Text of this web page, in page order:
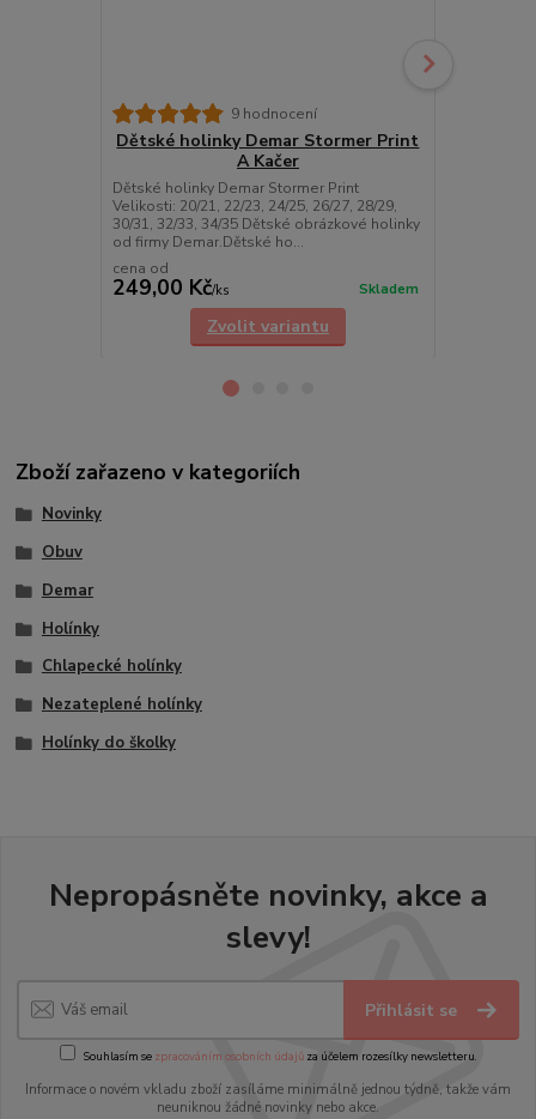
9 hodnocení
Dětské holinky Demar Stormer Print
A Kačer
Dětské holinky Demar Stormer Print
Velikosti: 20/21, 22/23, 24/25, 26/27, 28/29,
30/31, 32/33, 34/35 Dětské obrázkové holinky
od firmy Demar.Dětské ho...
cena od
249,00 Kč/ks Skladem
Zvolit variantu
Zboží zařazeno v kategoriích
Novinky
Obuv
Demar
Holínky
Chlapecké holínky
Nezateplené holínky
Holínky do školky
Nepropásněte novinky, akce a
slevy!
Přihlásit se
Souhlasím se zpracováním osobních údajůza účelem rozesílky newsletteru.
Informace o novém vkladu zboží zasíláme minimálně jednou týdně, takže vám
neuniknou žádné novinky nebo akce.